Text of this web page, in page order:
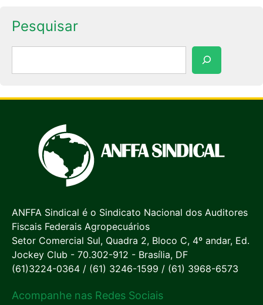
Pesquisar
ANFFA Sindical é o Sindicato Nacional dos Auditores
Fiscais Federais Agropecuários
Setor Comercial Sul, Quadra 2, Bloco C, 4º andar, Ed.
Jockey Club - 70.302-912 - Brasília, DF
(61)3224-0364 / (61) 3246-1599 / (61) 3968-6573
Acompanhe nas Redes Sociais